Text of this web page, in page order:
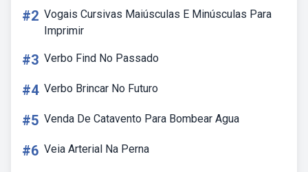
#2 Vogais Cursivas Maiúsculas E Minúsculas Para
Imprimir
#3 Verbo Find No Passado
#4 Verbo Brincar No Futuro
#5 Venda De Catavento Para Bombear Agua
#6 Veia Arterial Na Perna